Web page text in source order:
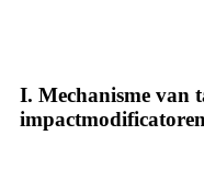
I. Mechanisme van
impactmodificatoren